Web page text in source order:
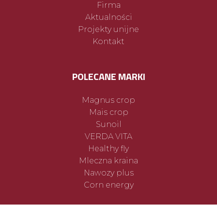
Firma
Aktualności
Projekty unijne
Kontakt
POLECANE MARKI
Magnus crop
Mais crop
Sunoil
VERDA VITA
Healthy fly
Mleczna kraina
Nawozy plus
Corn energy